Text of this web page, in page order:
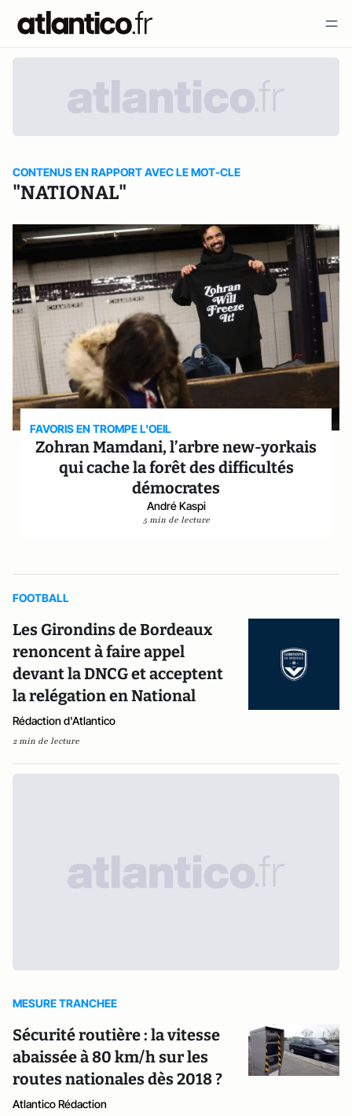
CONTENUS EN RAPPORT AVEC LE MOT-CLE
"NATIONAL"
FAVORIS EN TROMPE L'OEIL
Zohran Mamdani, l’arbre new-yorkais
qui cache la forêt des difficultés
démocrates
André Kaspi
5 min de lecture
FOOTBALL
Les Girondins de Bordeaux
renoncent à faire appel
devant la DNCG et acceptent
la relégation en National
Rédaction d'Atlantico
2 min de lecture
MESURE TRANCHEE
Sécurité routière : la vitesse
abaissée à 80 km/h sur les
routes nationales dès 2018 ?
Atlantico Rédaction